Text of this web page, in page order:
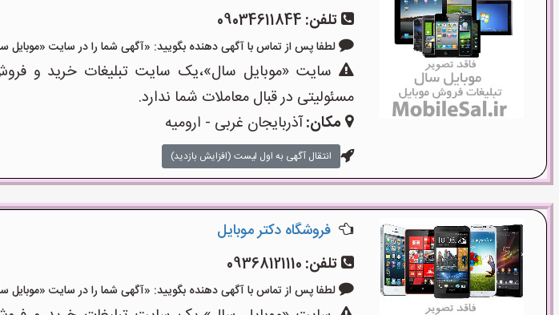
تلفن: 09034611844
لطفا پس از تماس با آگهی دهنده بگویید: «آگهی شما را در سایت «موبایل سال» دیده ام
سایت «موبایل سال»،یک سایت تبلیغات خرید و
مسئولیتی در قبال معاملات شما ندارد.
مکان:آذربایجان غربی - ارومیه
انتقال آگهی به اول لیست (افزایش بازدید)
فروشگاه دکتر موبایل
تلفن: 09368121110
لطفا پس از تماس با آگهی دهنده بگویید: «آگهی شما را در سایت «موبایل سال» دیده ام